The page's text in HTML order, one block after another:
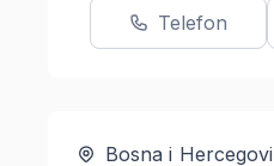
Telefon
Bosna i